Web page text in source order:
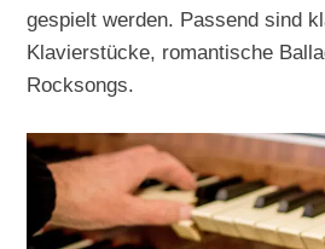
gespielt werden. Passend sind
Klavierstücke, romantische
Rocksongs.